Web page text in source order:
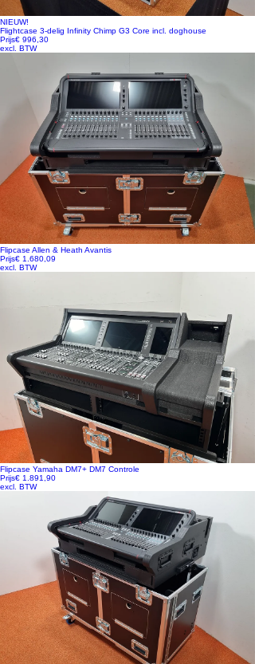
NIEUW!
Flightcase 3-delig Infinity Chimp G3 Core incl. doghouse
Prijs€ 996,30
excl. BTW
Flipcase Allen & Heath Avantis
Prijs€ 1.680,09
excl. BTW
Flipcase Yamaha DM7+ DM7 Controle
Prijs€ 1.891,90
excl. BTW